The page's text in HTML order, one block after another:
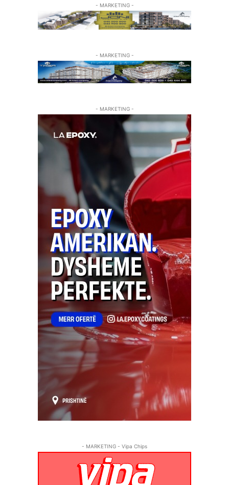
- MARKETING -
- MARKETING -
- MARKETING -
- MARKETING - Vipa Chips